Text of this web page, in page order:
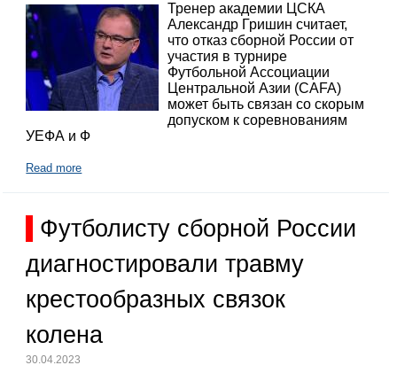
Тренер академии ЦСКА
Александр Гришин считает,
что отказ сборной России от
участия в турнире
Футбольной Ассоциации
Центральной Азии (CAFA)
может быть связан со скорым
допуском к соревнованиям
УЕФА и Ф
Read more
Футболисту сборной России
диагностировали травму
крестообразных связок
колена
30.04.2023